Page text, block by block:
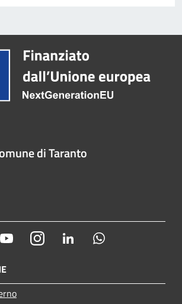
di Taranto
YoutubeInstagram LinkedIn